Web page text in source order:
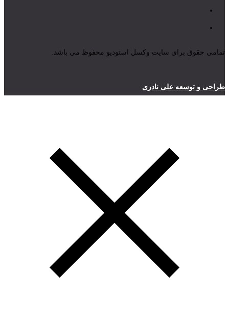
تمامی حقوق برای سایت وکسل استودیو محفوظ می باشد.
طراحی و توسعه علی نادری